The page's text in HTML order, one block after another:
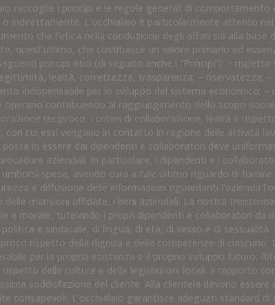
raccoglie i principi e le regole generali di
indirettamente. L’occhialaio è particolarmente attento
che l’etica nella conduzione degli affari sia alla
quest’ultimo, che costituisce un valore primario ed
principi etici (di seguito anche i “Principi”): –
lealtà, correttezza, trasparenza; – riservatezza;
indispensabile per lo sviluppo del sistema economico;
operano contribuendo al raggiungimento dello scopo
reciproco. I criteri di collaborazione, lealtà e
con cui essi vengano in contatto in ragione delle attività
in essere dai dipendenti e collaboratori deve
aziendali. In particolare, i dipendenti e i
spese, avendo cura a tale ultimo riguardo di
e diffusione delle informazioni riguardanti l’azienda
delle mansioni affidate, i beni aziendali. La nostra
e morale, tutelando i propri dipendenti e collaboratori da
e sindacale, di lingua, di età, di sesso e di
rispetto della dignità e delle competenze di
per la propria esistenza e il proprio sviluppo futuro.
rispetto delle culture e delle legislazioni locali. Il rapporto
soddisfazione del cliente. Alla clientela devono
consapevoli. L’occhialaio garantisce adeguati standard